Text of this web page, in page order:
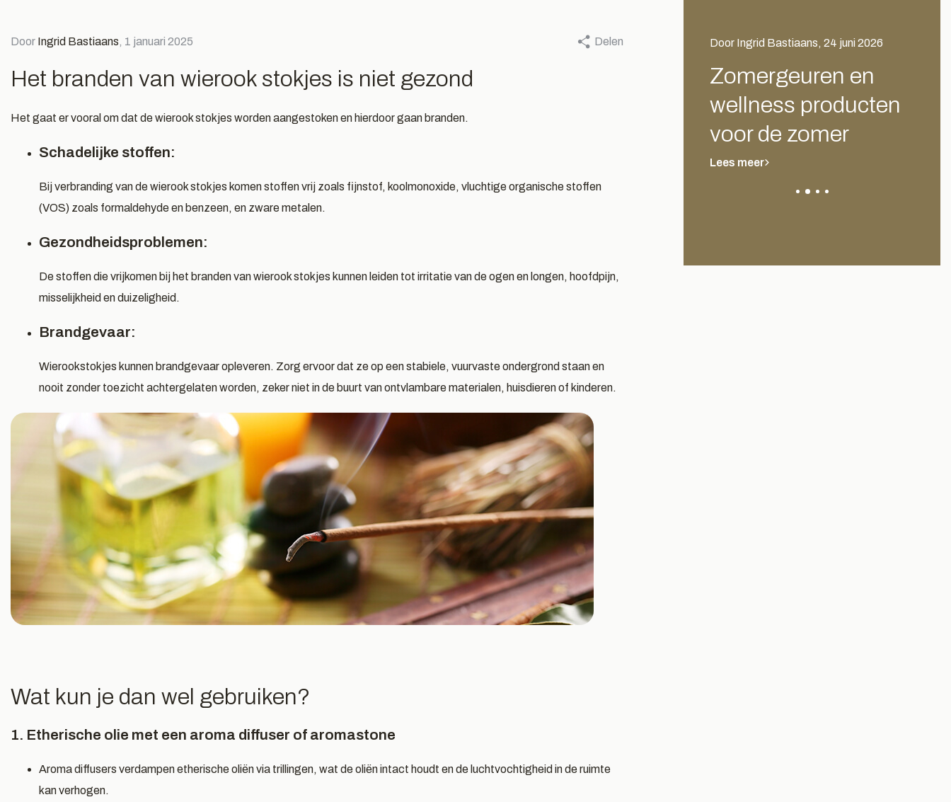
Door Ingrid Bastiaans, 1 januari 2025 Delen
Het branden van wierook stokjes is niet gezond
Het gaat er vooral om dat de wierook stokjes worden aangestoken en hierdoor gaan branden.
Schadelijke stoffen:
Bij verbranding van de wierook stokjes komen stoffen vrij zoals fijnstof, koolmonoxide, vluchtige organische stoffen
(VOS) zoals formaldehyde en benzeen, en zware metalen.
Gezondheidsproblemen:
De stoffen die vrijkomen bij het branden van wierook stokjes kunnen leiden tot irritatie van de ogen en longen, hoofdpijn,
misselijkheid en duizeligheid.
Brandgevaar:
Wierookstokjes kunnen brandgevaar opleveren. Zorg ervoor dat ze op een stabiele, vuurvaste ondergrond staan en
nooit zonder toezicht achtergelaten worden, zeker niet in de buurt van ontvlambare materialen, huisdieren of kinderen.
Wat kun je dan wel gebruiken?
1. Etherische olie met een aroma diffuser of aromastone
Aroma diffusers verdampen etherische oliën via trillingen, wat de oliën intact houdt en de luchtvochtigheid in de ruimte
kan verhogen.
1 mei 2026 Door Ingrid Bastiaans, 13 augustus 2025
Tips voor het
Lees meer
Ontdek onze
Door Ingrid Bastiaans, 24 juni 2026 Door Ingrid Bastiaans, 1 mei 2026
Spirituele geuren
Lees meer